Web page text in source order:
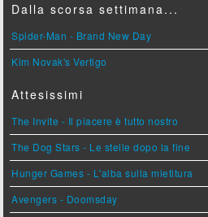
Dalla scorsa settimana...
Spider-Man - Brand New Day
Kim Novak's Vertigo
Attesissimi
The Invite - Il piacere è tutto nostro
The Dog Stars - Le stelle dopo la fine
Hunger Games - L'alba sulla mietitura
Avengers - Doomsday